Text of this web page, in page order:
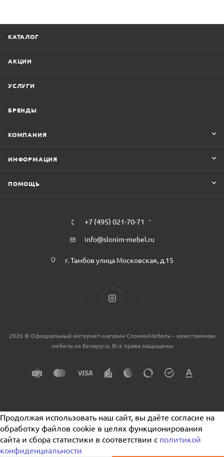
КАТАЛОГ
АКЦИИ
УСЛУГИ
БРЕНДЫ
КОМПАНИЯ
ИНФОРМАЦИЯ
ПОМОЩЬ
+7 (495) 021-70-71
info@slonim-mebel.ru
г. Тамбов улица Московская, д.15
2026 © Официальный интернет-магазин СлонимМебель – качественная
мебель из Беларуси, Все права защищены
Продолжая использовать наш сайт, вы даёте согласие на
обработку файлов cookie в целях функционирования
сайта и сбора статистики в соответствии с политикой
конфиденциальности